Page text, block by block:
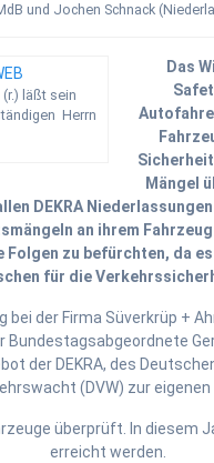
und Jochen Schnack
läßt sein
Herrn
Das
Mängel
DEKRA
an ihrem
Folgen zu befürchten, da
für die
der Firma Süverkrüp +
Bundestagsabgeordnete
der DEKRA, des
(DVW) zur
überprüft. In diesem
erreicht werden.